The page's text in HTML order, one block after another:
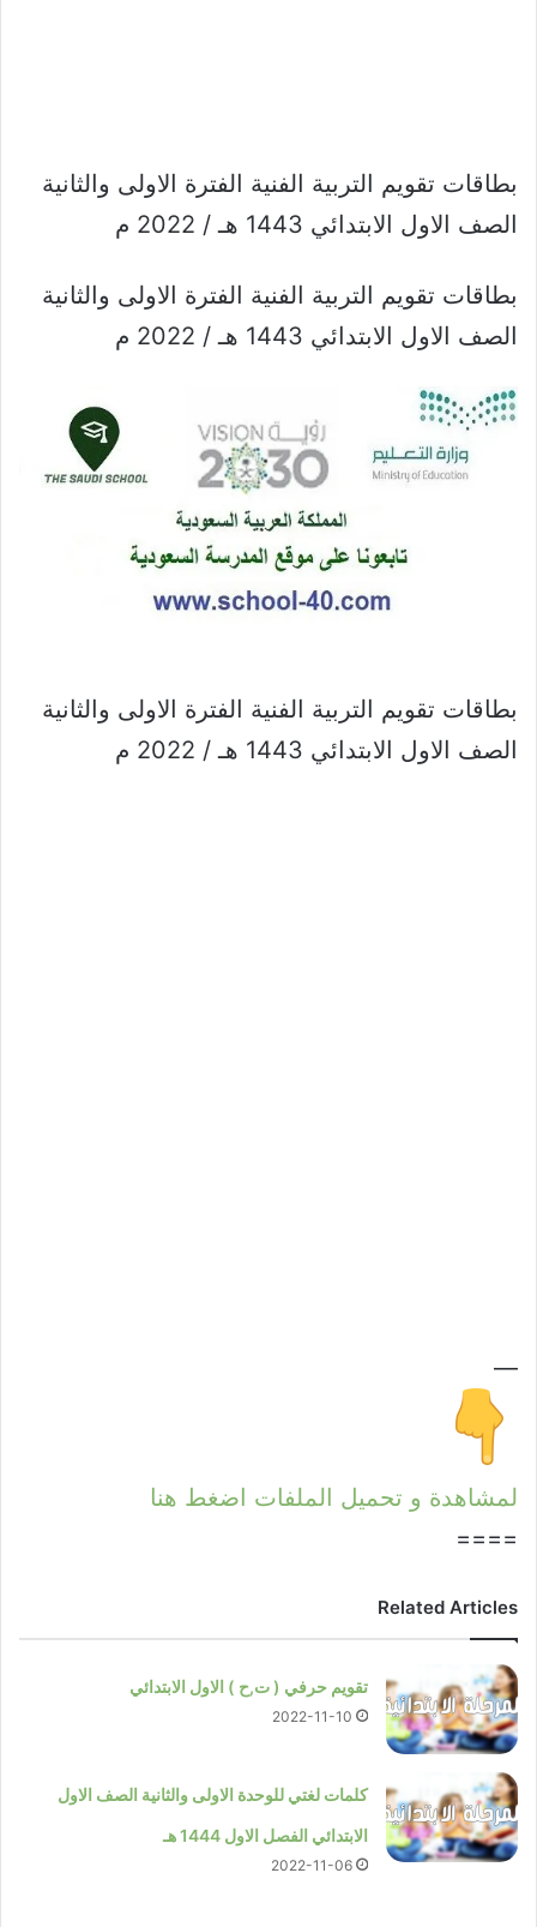
بطاقات تقويم التربية الفنية الفترة الاولى والثانية
الصف الاول الابتدائي 1443 هـ / 2022 م
بطاقات تقويم التربية الفنية الفترة الاولى والثانية
الصف الاول الابتدائي 1443 هـ / 2022 م
بطاقات تقويم التربية الفنية الفترة الاولى والثانية
الصف الاول الابتدائي 1443 هـ / 2022 م
—
لمشاهدة و تحميل الملفات اضغط هنا
====
Related Articles
تقويم حرفي ( ت,ح ) الاول الابتدائي
2022-11-10
كلمات لغتي للوحدة الاولى والثانية الصف الاول
الابتدائي الفصل الاول 1444 هـ
2022-11-06